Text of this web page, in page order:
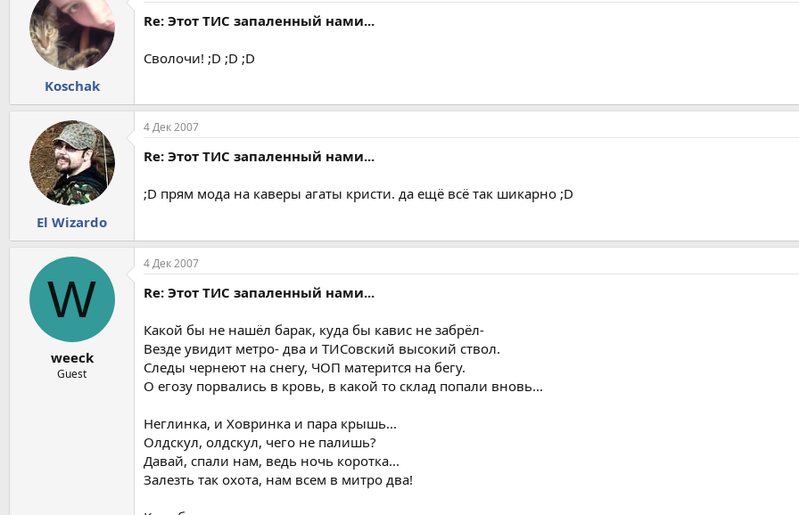
Koschak
Re: Этот ТИС запаленный нами...
Сволочи! ;D ;D ;D
El Wizardo
4 Дек 2007
Re: Этот ТИС запаленный нами...
;D прям мода на каверы агаты кристи. да ещё всё так шикарно ;D
W
weeck
Guest
4 Дек 2007
Re: Этот ТИС запаленный нами...
Какой бы не нашёл барак, куда бы кавис не забрёл-
Везде увидит метро- два и ТИСовский высокий ствол.
Следы чернеют на снегу, ЧОП матерится на бегу.
О егозу порвались в кровь, в какой то склад попали вновь...
Неглинка, и Ховринка и пара крышь...
Олдскул, олдскул, чего не палишь?
Давай, спали нам, ведь ночь коротка...
Залезть так охота, нам всем в митро два!